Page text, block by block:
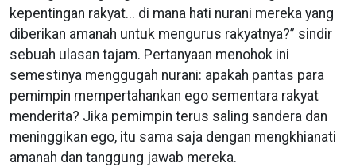
kepentingan rakyat... di mana hati nurani mereka yang
diberikan amanah untuk mengurus rakyatnya?” sindir
sebuah ulasan tajam. Pertanyaan menohok ini
semestinya menggugah nurani: apakah pantas para
pemimpin mempertahankan ego sementara rakyat
menderita? Jika pemimpin terus saling sandera dan
meninggikan ego, itu sama saja dengan mengkhianati
amanah dan tanggung jawab mereka.